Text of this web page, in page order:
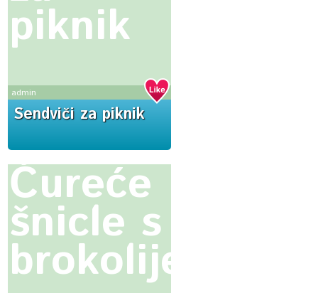
piknik
admin
Sendviči za piknik
Ćureće
šnicle s
brokolijem